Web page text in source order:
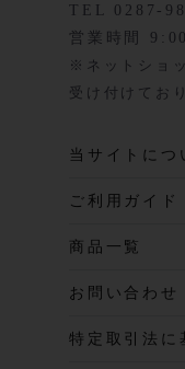
TEL 0287-
営業時間
※ネットショ
受け付けてお
当サイトにつ
ご利用ガイド
商品一覧
お問い合わせ
特定取引法に